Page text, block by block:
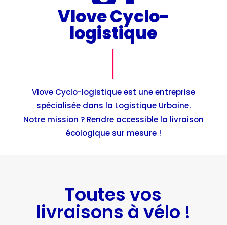
Vlove Cyclo-
logistique
Vlove Cyclo-logistique est une entreprise
spécialisée dans la Logistique Urbaine.
Notre mission ? Rendre accessible la livraison
écologique sur mesure !
Toutes vos
livraisons à vélo !